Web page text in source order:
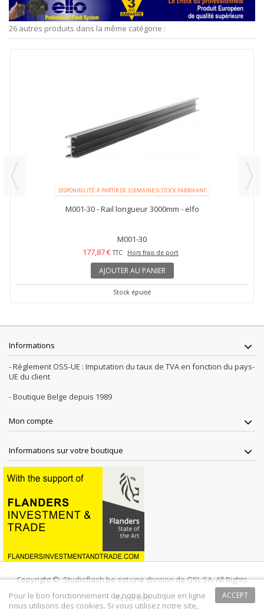
26 autres produits dans la même catégorie :
DISPONIBILITÉ: À PARTIR DE 3 SEMAINE SI STOCK FABRIKANT
M001-30 - Rail longueur 3000mm - elfo
M001-30
177,87 € TTC Hors frais de port
AJOUTER AU PANIER
Stock épuisé
Informations
- Règlement OSS-UE : Imputation du taux de TVA en fonction du pays-
UE du client
- Boutique Belge depuis 1989
Mon compte
Informations sur votre boutique
Copyright ©, Studioflash.be est une division de GSL SA. All Rights
Reserved
ACCEPT
Pour le bon fonctionnement de notre boutique en ligne
nous utilisons des cookies. Si vous utilisez notre site,